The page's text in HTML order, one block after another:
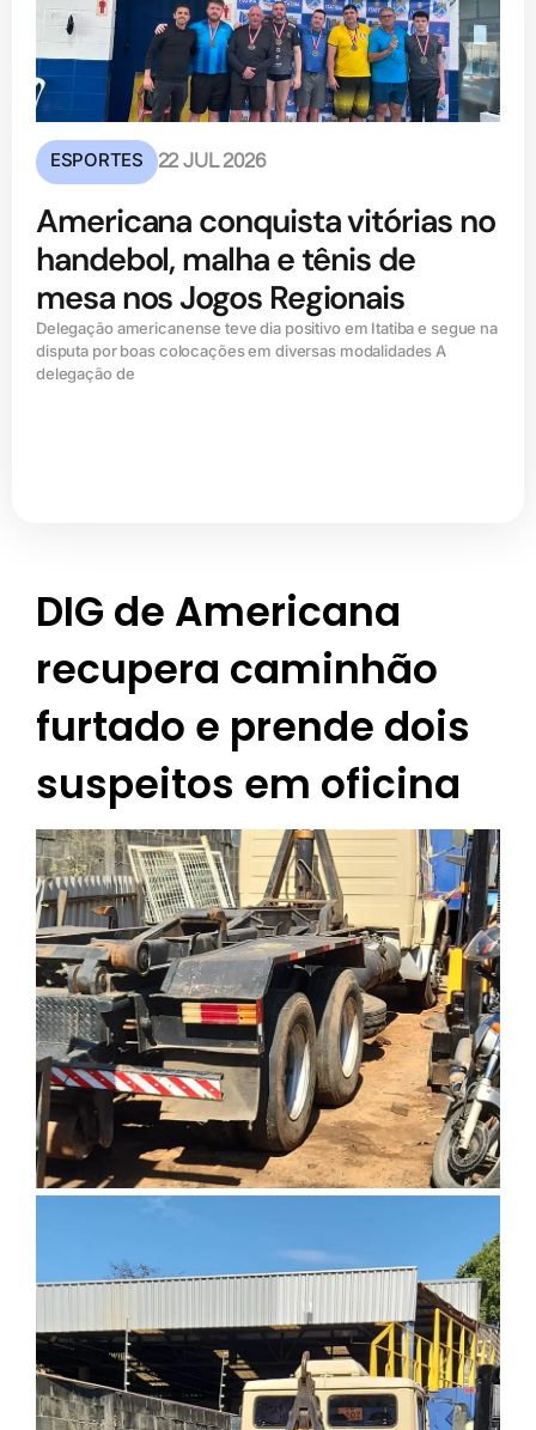
ESPORTES 22 JUL 2026
Americana conquista vitórias no
handebol, malha e tênis de
mesa nos Jogos Regionais
Delegação americanense teve dia positivo em Itatiba e segue na
disputa por boas colocações em diversas modalidades A
delegação de
DIG de Americana
recupera caminhão
furtado e prende dois
suspeitos em oficina